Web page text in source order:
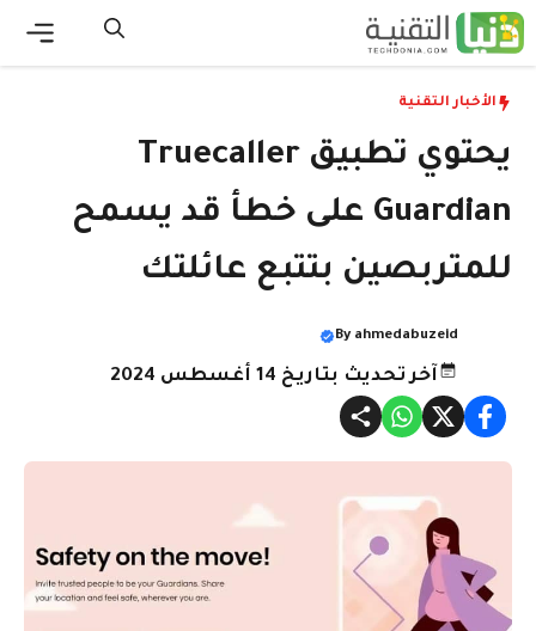
انتقل
إلى
الأخبار التقنية
يحتوي تطبيق Truecaller
Guardian على خطأ قد يسمح
للمتربصين بتتبع عائلتك
By ahmedabuzeid
آخر تحديث بتاريخ 14 أغسطس 2024